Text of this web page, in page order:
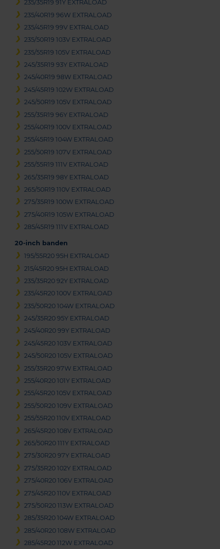
235/35R19 91Y EXTRALOAD
235/40R19 96W EXTRALOAD
235/45R19 99V EXTRALOAD
235/50R19 103V EXTRALOAD
235/55R19 105V EXTRALOAD
245/35R19 93Y EXTRALOAD
245/40R19 98W EXTRALOAD
245/45R19 102W EXTRALOAD
245/50R19 105V EXTRALOAD
255/35R19 96Y EXTRALOAD
255/40R19 100V EXTRALOAD
255/45R19 104W EXTRALOAD
255/50R19 107V EXTRALOAD
255/55R19 111V EXTRALOAD
265/35R19 98Y EXTRALOAD
265/50R19 110V EXTRALOAD
275/35R19 100W EXTRALOAD
275/40R19 105W EXTRALOAD
285/45R19 111V EXTRALOAD
20-inch banden
195/55R20 95H EXTRALOAD
215/45R20 95H EXTRALOAD
235/35R20 92Y EXTRALOAD
235/45R20 100V EXTRALOAD
235/50R20 104W EXTRALOAD
245/35R20 95Y EXTRALOAD
245/40R20 99Y EXTRALOAD
245/45R20 103V EXTRALOAD
245/50R20 105V EXTRALOAD
255/35R20 97W EXTRALOAD
255/40R20 101Y EXTRALOAD
255/45R20 105V EXTRALOAD
255/50R20 109V EXTRALOAD
255/55R20 110V EXTRALOAD
265/45R20 108V EXTRALOAD
265/50R20 111Y EXTRALOAD
275/30R20 97Y EXTRALOAD
275/35R20 102Y EXTRALOAD
275/40R20 106V EXTRALOAD
275/45R20 110V EXTRALOAD
275/50R20 113W EXTRALOAD
285/35R20 104W EXTRALOAD
285/40R20 108W EXTRALOAD
285/45R20 112W EXTRALOAD